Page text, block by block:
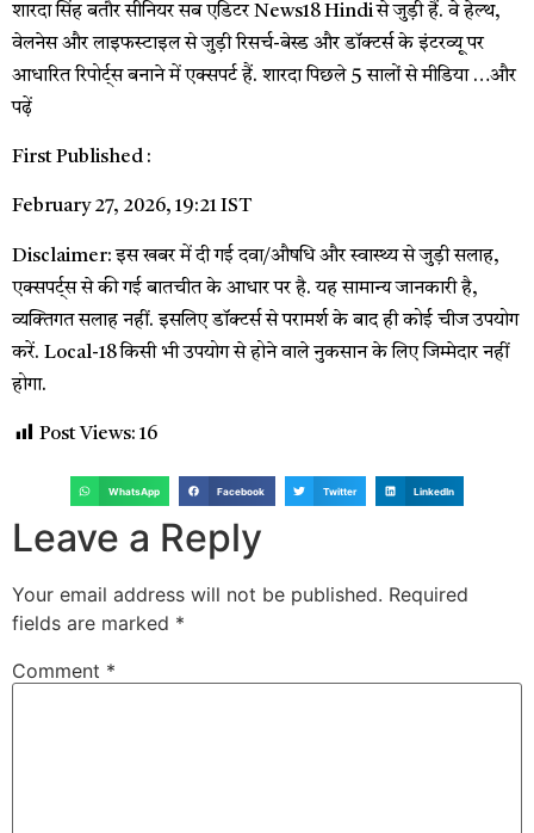
शारदा सिंह बतौर सीनियर सब एडिटर News18 Hindi से जुड़ी हैं. वे हेल्थ,
वेलनेस और लाइफस्टाइल से जुड़ी रिसर्च-बेस्ड और डॉक्टर्स के इंटरव्यू पर
आधारित रिपोर्ट्स बनाने में एक्सपर्ट हैं. शारदा पिछले 5 सालों से मीडिया …और
पढ़ें
First Published :
February 27, 2026, 19:21 IST
Disclaimer: इस खबर में दी गई दवा/औषधि और स्वास्थ्य से जुड़ी सलाह,
एक्सपर्ट्स से की गई बातचीत के आधार पर है. यह सामान्य जानकारी है,
व्यक्तिगत सलाह नहीं. इसलिए डॉक्टर्स से परामर्श के बाद ही कोई चीज उपयोग
करें. Local-18 किसी भी उपयोग से होने वाले नुकसान के लिए जिम्मेदार नहीं
होगा.
Post Views: 16
WhatsApp Facebook Twitter LinkedIn
Leave a Reply
Your email address will not be published. Required
fields are marked *
Comment *